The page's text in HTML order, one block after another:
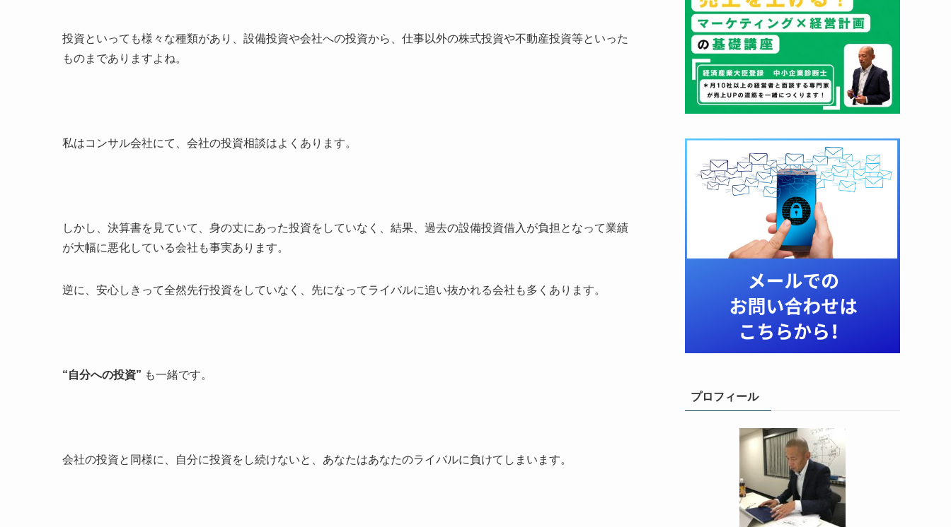
投資といっても様々な種類があり、設備投資や会社への投資から、仕事以外の株式投資や不動産投資等といった
ものまでありますよね。
私はコンサル会社にて、会社の投資相談はよくあります。
しかし、決算書を見ていて、身の丈にあった投資をしていなく、結果、過去の設備投資借入が負担となって業績
が大幅に悪化している会社も事実あります。
逆に、安心しきって全然先行投資をしていなく、先になってライバルに追い抜かれる会社も多くあります。
“自分への投資” も一緒です。
会社の投資と同様に、自分に投資をし続けないと、あなたはあなたのライバルに負けてしまいます。
プロフィール